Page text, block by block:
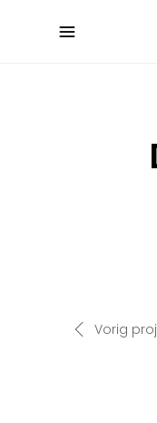
Vorig